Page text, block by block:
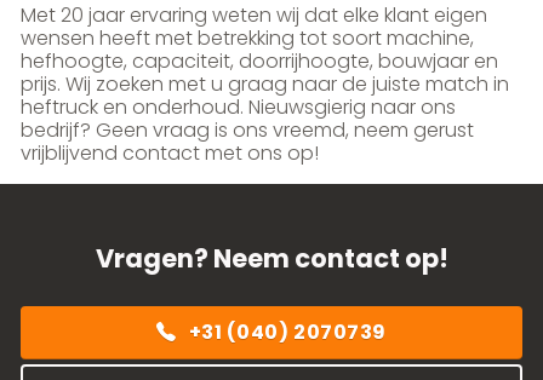
Met 20 jaar ervaring weten wij dat elke klant eigen
wensen heeft met betrekking tot soort machine,
hefhoogte, capaciteit, doorrijhoogte, bouwjaar en
prijs. Wij zoeken met u graag naar de juiste match in
heftruck en onderhoud. Nieuwsgierig naar ons
bedrijf? Geen vraag is ons vreemd, neem gerust
vrijblijvend contact met ons op!
Vragen? Neem contact op!
+31 (040) 2070739